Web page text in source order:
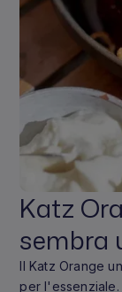
Katz
sembra
Il Katz Orange
per l'essenziale.